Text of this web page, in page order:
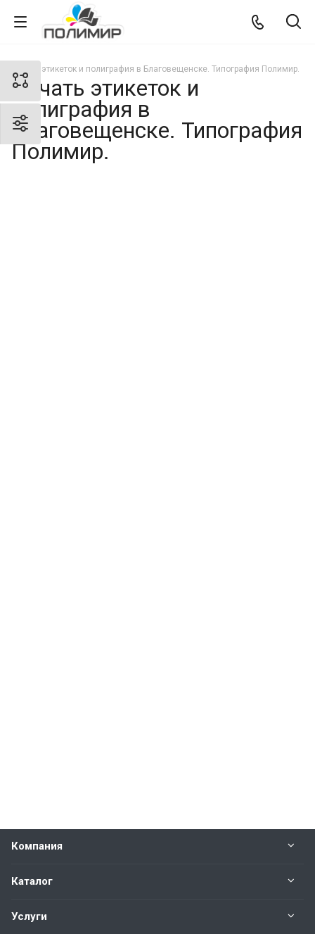
Печать этикеток и полиграфия в Благовещенске. Типография Полимир.
Печать этикеток и
полиграфия в
Благовещенске. Типография
Полимир.
Компания
Каталог
Услуги